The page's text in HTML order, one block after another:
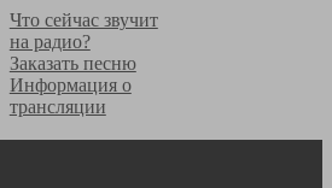
Что сейчас звучит
на радио?
Заказать песню
Информация о
трансляции